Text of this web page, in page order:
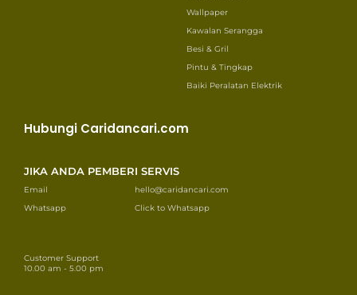
Wallpaper
Kawalan Serangga
Besi & Gril
Pintu & Tingkap
Baiki Peralatan Elektrik
Hubungi Caridancari.com
JIKA ANDA PEMBERI SERVIS
Email
hello@caridancari.com
Whatsapp
Click to Whatsapp
Customer Support
10.00 am - 5.00 pm